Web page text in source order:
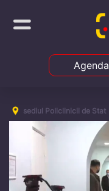
Agenda
sediul Policlinicii de Stat